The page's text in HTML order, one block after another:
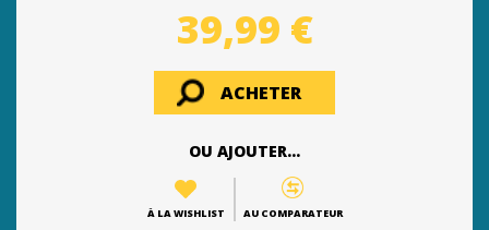
39,99 €
ACHETER
OU AJOUTER...
À LA WISHLIST AU COMPARATEUR